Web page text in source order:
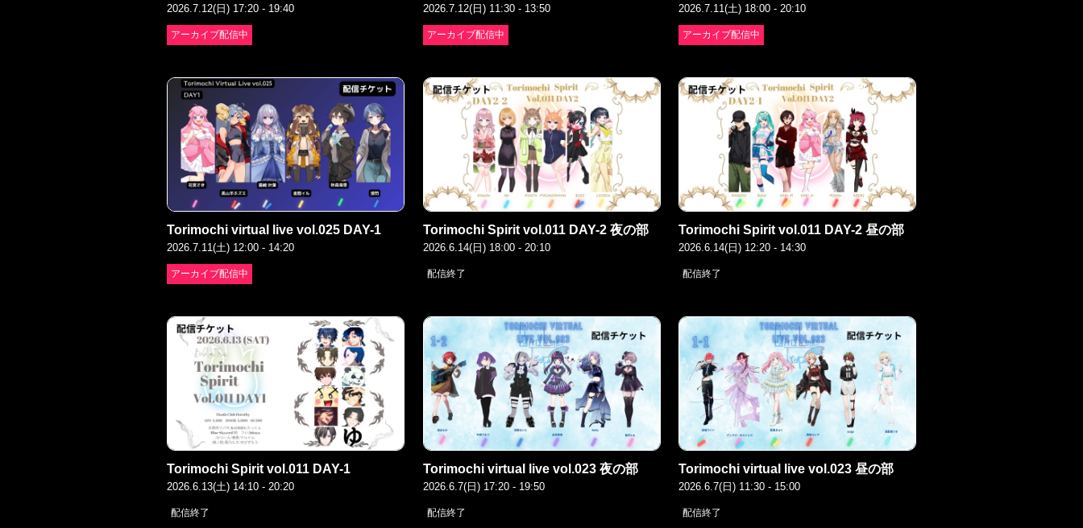
2026.7.12(日) 17:20 - 19:40
アーカイブ配信中
2026.7.12(日) 11:30 - 13:50
アーカイブ配信中
2026.7.11(土) 18:00 - 20:10
アーカイブ配信中
Torimochi virtual live vol.025 DAY-1
2026.7.11(土) 12:00 - 14:20
アーカイブ配信中
Torimochi Spirit vol.011 DAY-2 夜の部
2026.6.14(日) 18:00 - 20:10
配信終了
Torimochi Spirit vol.011 DAY-2 昼の部
2026.6.14(日) 12:20 - 14:30
配信終了
Torimochi Spirit vol.011 DAY-1
2026.6.13(土) 14:10 - 20:20
配信終了
Torimochi virtual live vol.023 夜の部
2026.6.7(日) 17:20 - 19:50
配信終了
Torimochi virtual live vol.023 昼の部
2026.6.7(日) 11:30 - 15:00
配信終了